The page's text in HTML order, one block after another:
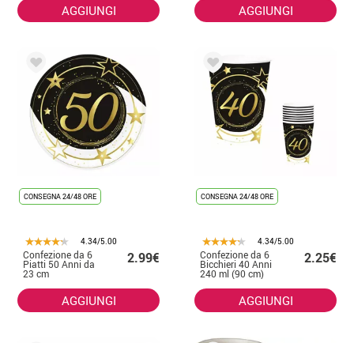
AGGIUNGI AGGIUNGI
CONSEGNA 24/48 ORE
4.34/5.00
Confezione da 6
Piatti 50 Anni da
23 cm
2.99€
AGGIUNGI
CONSEGNA 24/48 ORE
4.34/5.00
Confezione da 6
Bicchieri 40 Anni
240 ml (90 cm)
2.25€
AGGIUNGI